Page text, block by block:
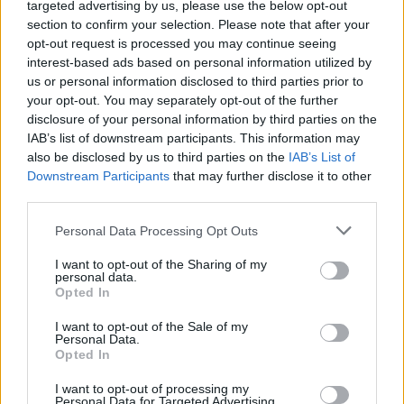
targeted advertising by us, please use the below opt-out
section to confirm your selection. Please note that after your
opt-out request is processed you may continue seeing
interest-based ads based on personal information utilized by
us or personal information disclosed to third parties prior to
your opt-out. You may separately opt-out of the further
disclosure of your personal information by third parties on the
IAB’s list of downstream participants. This information may
also be disclosed by us to third parties on the IAB’s List of
Downstream Participants that may further disclose it to other
Personal Data Processing Opt Outs
I want to opt-out of the Sharing of my
personal data.
Opted In
I want to opt-out of the Sale of my
Personal Data.
Opted In
I want to opt-out of processing my
Jótanács